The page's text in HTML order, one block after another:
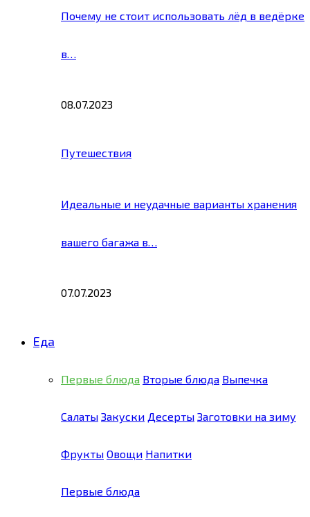
Почему не стоит использовать лёд в ведёрке
в…
08.07.2023
Путешествия
Идеальные и неудачные варианты хранения
вашего багажа в…
07.07.2023
Еда
Первые блюда Вторые блюда Выпечка
Салаты Закуски Десерты Заготовки на зиму
Фрукты Овощи Напитки
Первые блюда